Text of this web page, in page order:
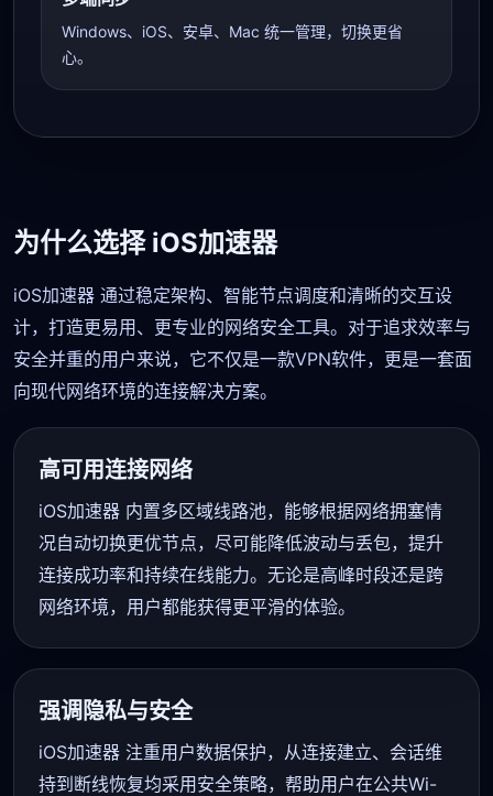
Windows、iOS、安卓、Mac 统一管理，切换更省
心。
为什么选择 iOS加速器
iOS加速器 通过稳定架构、智能节点调度和清晰的交互设
计，打造更易用、更专业的网络安全工具。对于追求效率与
安全并重的用户来说，它不仅是一款VPN软件，更是一套面
向现代网络环境的连接解决方案。
高可用连接网络
iOS加速器 内置多区域线路池，能够根据网络拥塞情
况自动切换更优节点，尽可能降低波动与丢包，提升
连接成功率和持续在线能力。无论是高峰时段还是跨
网络环境，用户都能获得更平滑的体验。
强调隐私与安全
iOS加速器 注重用户数据保护，从连接建立、会话维
持到断线恢复均采用安全策略，帮助用户在公共Wi-